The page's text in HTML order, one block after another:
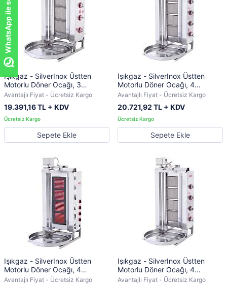
Işıkgaz - SilverInox Üstten
Motorlu Döner Ocağı, 3
Radyanlı, LPG'li
Avantajlı Fiyat - Ücretsiz Kargo
19.391,16 TL + KDV
Sepete Ekle
Işıkgaz - SilverInox Üstten
Motorlu Döner Ocağı, 4
Radyanlı, Doğalgazlı
Avantajlı Fiyat - Ücretsiz Kargo
20.721,92 TL + KDV
Sepete Ekle
Işıkgaz - SilverInox Üstten
Motorlu Döner Ocağı, 4
Radyanlı, Elektrikli
Avantajlı Fiyat - Ücretsiz Kargo
Işıkgaz - SilverInox Üstten
Motorlu Döner Ocağı, 4
Radyanlı, LPG'li
Avantajlı Fiyat - Ücretsiz Kargo
WhatsApp ile sor!